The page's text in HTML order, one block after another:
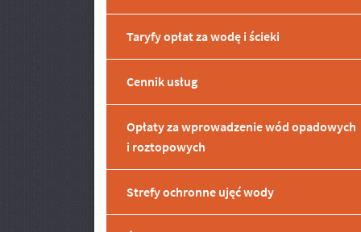
Taryfy opłat za wodę i ścieki
Cennik usług
Opłaty za wprowadzenie wód opadowych
i roztopowych
Strefy ochronne ujęć wody